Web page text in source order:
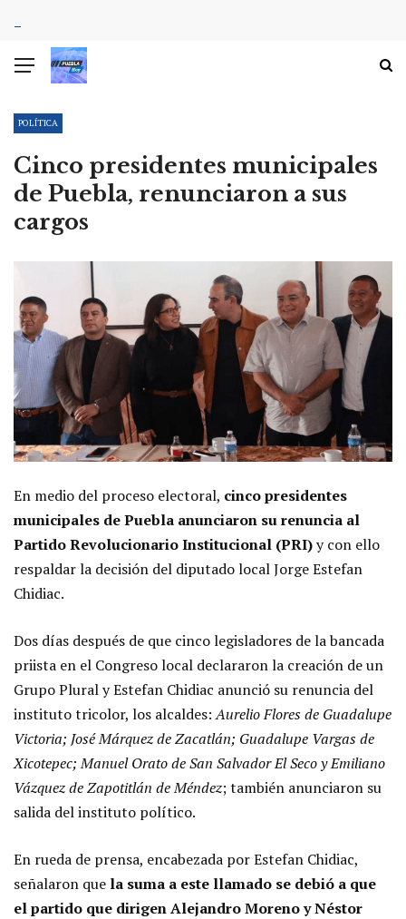
POLÍTICA
Cinco presidentes municipales
de Puebla, renunciaron a sus
cargos
En medio del proceso electoral, cinco presidentes
municipales de Puebla anunciaron su renuncia al
Partido Revolucionario Institucional (PRI)y con ello
respaldar la decisión del diputado local Jorge Estefan
Chidiac.
Dos días después de que cinco legisladores de la bancada
priista en el Congreso local declararon la creación de un
Grupo Plural y Estefan Chidiac anunció su renuncia del
instituto tricolor, los alcaldes:Aurelio Flores de Guadalupe
Victoria; José Márquez de Zacatlán; Guadalupe Vargas de
Xicotepec; Manuel Orato de San Salvador El Seco y Emiliano
Vázquez de Zapotitlán de Méndez; también anunciaron su
salida del instituto político.
En rueda de prensa, encabezada por Estefan Chidiac,
señalaron que la suma a este llamado se debió a que
el partido que dirigen Alejandro Moreno y Néstor